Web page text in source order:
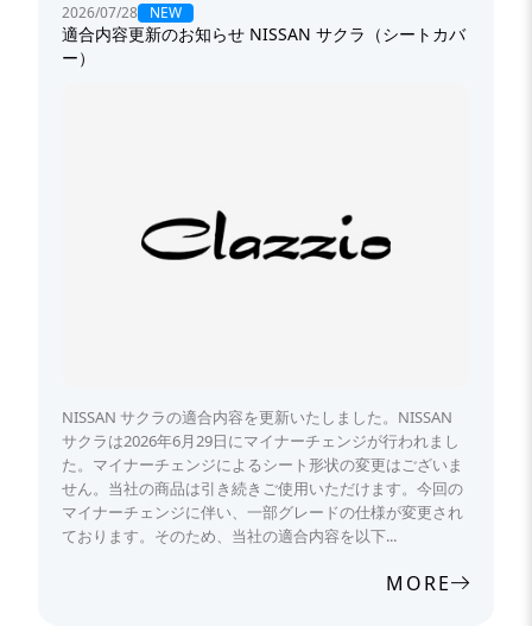
2026/07/28 NEW
適合内容更新のお知らせ NISSAN サクラ（シートカバ
ー）
NISSAN サクラの適合内容を更新いたしました。NISSAN
サクラは2026年6月29日にマイナーチェンジが行われまし
た。マイナーチェンジによるシート形状の変更はございま
せん。当社の商品は引き続きご使用いただけます。今回の
マイナーチェンジに伴い、一部グレードの仕様が変更され
ております。そのため、当社の適合内容を以下...
MORE